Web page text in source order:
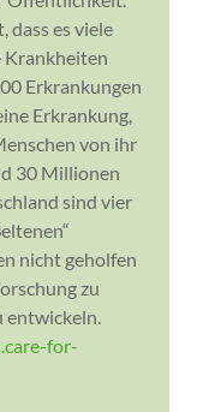
dass es viele
Krankheiten
Erkrankungen
Erkrankung,
von ihr
30 Millionen
sind vier
nicht geholfen
zu
entwickeln.
for-